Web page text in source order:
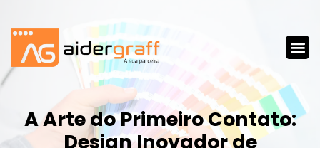
A Arte do Primeiro Contato:
Design Inovador de